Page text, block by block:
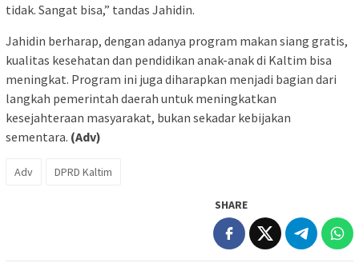
tidak. Sangat bisa,” tandas Jahidin.
Jahidin berharap, dengan adanya program makan siang gratis,
kualitas kesehatan dan pendidikan anak-anak di Kaltim bisa
meningkat. Program ini juga diharapkan menjadi bagian dari
langkah pemerintah daerah untuk meningkatkan
kesejahteraan masyarakat, bukan sekadar kebijakan
sementara. (Adv)
Adv DPRD Kaltim
SHARE